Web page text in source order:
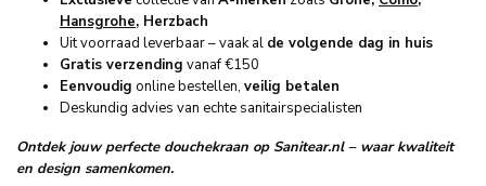
Hansgrohe, Herzbach
Uit voorraad leverbaar – vaak al de volgende dag in huis
Gratis verzending vanaf €150
Eenvoudig online bestellen, veilig betalen
Deskundig advies van echte sanitairspecialisten
Ontdek jouw perfecte douchekraan op Sanitear.nl – waar kwaliteit
en design samenkomen.